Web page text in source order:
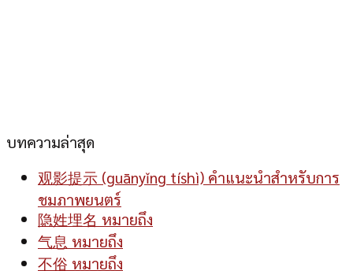
บทความล่าสุด
观影提示 (guānyǐng tíshì) คำแนะนำสำหรับการ
ชมภาพยนตร์
隐姓埋名 หมายถึง
气息 หมายถึง
不俗 หมายถึง